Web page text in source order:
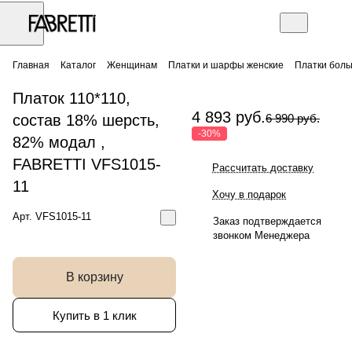
Главная Каталог Женщинам Платки и шарфы женские Платки
Платок 110*110,
состав 18% шерсть,
82% модал ,
FABRETTI VFS1015-
11
Арт. VFS1015-11
В корзину
Купить в 1 клик
4 893 руб.6 990 руб.
-30%
Рассчитать доставку
Хочу в подарок
Заказ подтверждается
звонком Менеджера